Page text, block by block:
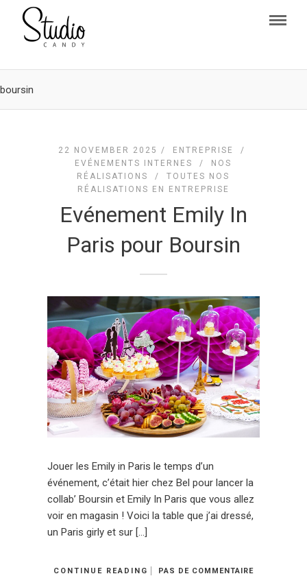
boursin
22 NOVEMBER 2025 / ENTREPRISE
/
EVÉNEMENTS INTERNES
/
NOS
RÉALISATIONS
/TOUTES NOS
RÉALISATIONS EN ENTREPRISE
Evénement Emily In
Paris pour Boursin
Jouer les Emily in Paris le temps d’un
événement, c’était hier chez Bel pour lancer la
collab’ Boursin et Emily In Paris que vous allez
voir en magasin ! Voici la table que j’ai dressé,
un Paris girly et sur […]
CONTINUE READING PAS DE COMMENTAIRE